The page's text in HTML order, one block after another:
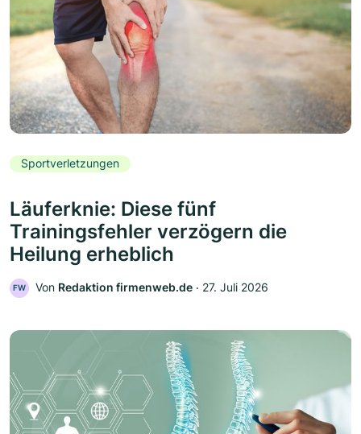
Sportverletzungen
Läuferknie: Diese fünf
Trainingsfehler verzögern die
Heilung erheblich
FW Von Redaktion firmenweb.de ‧ 27. Juli 2026